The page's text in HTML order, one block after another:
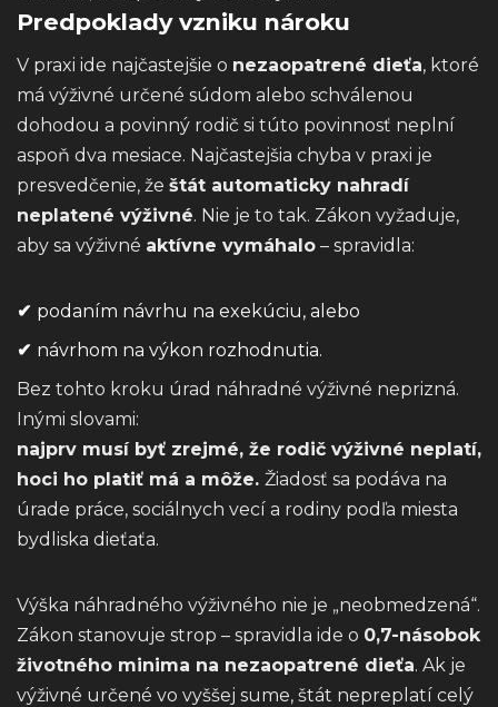
Predpoklady vzniku nároku
V praxi ide najčastejšie o nezaopatrené dieťa, ktoré
má výživné určené súdom alebo schválenou
dohodou a povinný rodič si túto povinnosť neplní
aspoň dva mesiace. Najčastejšia chyba v praxi je
presvedčenie, že štát automaticky nahradí
neplatené výživné. Nie je to tak. Zákon vyžaduje,
aby sa výživné aktívne vymáhalo – spravidla:
✔ podaním návrhu na exekúciu, alebo
✔ návrhom na výkon rozhodnutia.
Bez tohto kroku úrad náhradné výživné neprizná.
Inými slovami:
najprv musí byť zrejmé, že rodič výživné neplatí,
hoci ho platiť má a môže. Žiadosť sa podáva na
úrade práce, sociálnych vecí a rodiny podľa miesta
bydliska dieťaťa.
Výška náhradného výživného nie je „neobmedzená“.
Zákon stanovuje strop – spravidla ide o 0,7-násobok
životného minima na nezaopatrené dieťa. Ak je
výživné určené vo vyššej sume, štát nepreplatí celý